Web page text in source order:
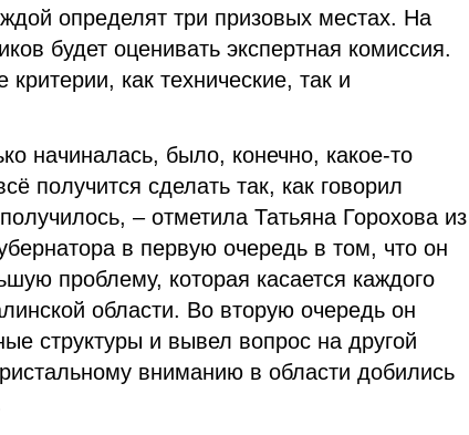
определят три призовых местах. На
будет оценивать экспертная комиссия.
как технические, так и
начиналась, было, конечно, какое-то
получится сделать так, как говорил
– отметила Татьяна Горохова из
в первую очередь в том, что он
проблему, которая касается каждого
области. Во вторую очередь он
структуры и вывел вопрос на другой
вниманию в области добились